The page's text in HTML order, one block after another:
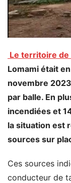
Le territoire de
Lomami était
novembre
par balle. En
incendiées et
la situation est
sources sur
Ces sources
conducteur de